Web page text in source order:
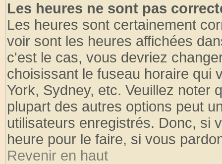
Les heures ne sont pas
Les heures sont certainement
voir sont les heures affichées
c'est le cas, vous devriez
choisissant le fuseau horaire qui
York, Sydney, etc. Veuillez noter
plupart des autres options peut
utilisateurs enregistrés. Donc, si
heure pour le faire, si vous
Revenir en haut